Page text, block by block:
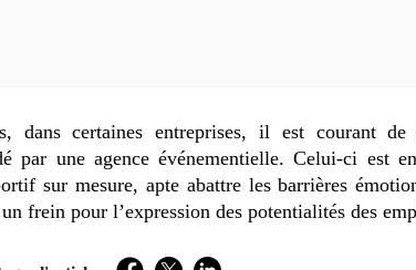
dans certaines entreprises, il est courant
par une agence événementielle. Celui-ci est
sur mesure, apte abattre les barrières
frein pour l’expression des potentialités des